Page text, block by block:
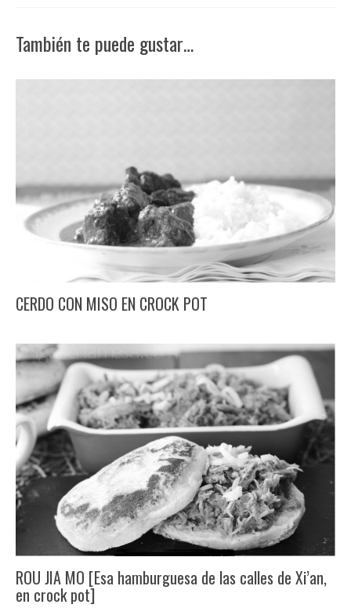
También te puede gustar…
CERDO CON MISO EN CROCK POT
ROU JIA MO [Esa hamburguesa de las calles de Xi’an,
en crock pot]